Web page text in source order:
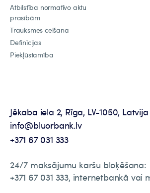
Atbilstība normatīvo aktu
prasībām
Trauksmes celšana
Definīcijas
Piekļūstamība
Jēkaba iela 2, Rīga, LV-1050, Latvija
info@bluorbank.lv
+371 67 031 333
24/7 maksājumu karšu bloķēšana:
+371 67 031 333, internetbankā vai